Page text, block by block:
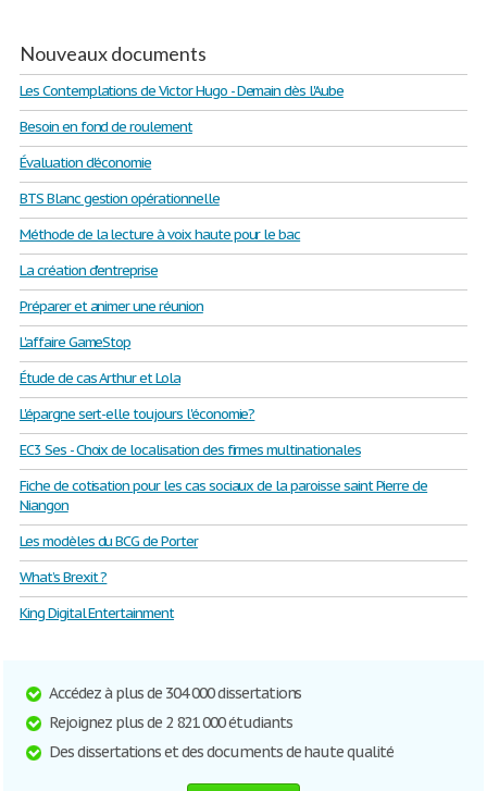
Nouveaux documents
Les Contemplations de Victor Hugo - Demain dès l'Aube
Besoin en fond de roulement
Évaluation d'économie
BTS Blanc gestion opérationnelle
Méthode de la lecture à voix haute pour le bac
La création d'entreprise
Préparer et animer une réunion
L'affaire GameStop
Étude de cas Arthur et Lola
L'épargne sert-elle toujours l'économie?
EC3 Ses - Choix de localisation des firmes multinationales
Fiche de cotisation pour les cas sociaux de la paroisse saint Pierre de
Niangon
Les modèles du BCG de Porter
What’s Brexit ?
King Digital Entertainment
Accédez à plus de 304 000 dissertations
Rejoignez plus de 2 821 000 étudiants
Des dissertations et des documents de haute qualité